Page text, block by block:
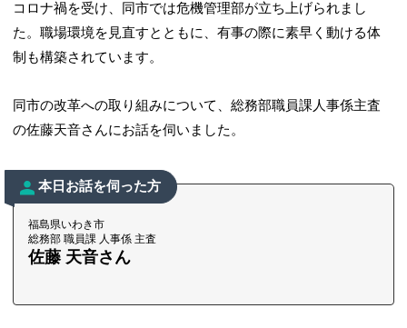
コロナ禍を受け、同市では危機管理部が立ち上げられまし
た。職場環境を見直すとともに、有事の際に素早く動ける体
制も構築されています。
同市の改革への取り組みについて、総務部職員課人事係主査
の佐藤天音さんにお話を伺いました。
本日お話を伺った方
福島県いわき市
総務部 職員課 人事係 主査
佐藤 天音さん